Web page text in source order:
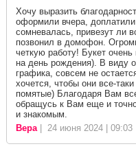
Хочу выразить
оформили вчера,
сомневалась, привезут ли
позвонил в домофон.
четкую работу! Букет
на день рождения). В виду
графика, совсем не
хочется, чтобы они все-
помятые) Благодаря Вам
обращусь к Вам еще и
и знакомым.
Вера| 24 июня 2024 | 09:03